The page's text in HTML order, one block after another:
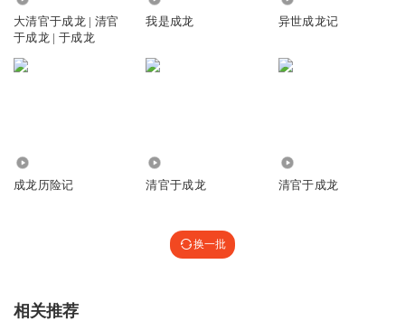
大清官于成龙 | 清官
于成龙 | 于成龙
我是成龙 异世成龙记
成龙历险记 清官于成龙 清官于成龙
换一批
相关推荐